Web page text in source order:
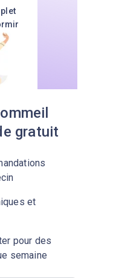
gratuit
et
pour des
semaine